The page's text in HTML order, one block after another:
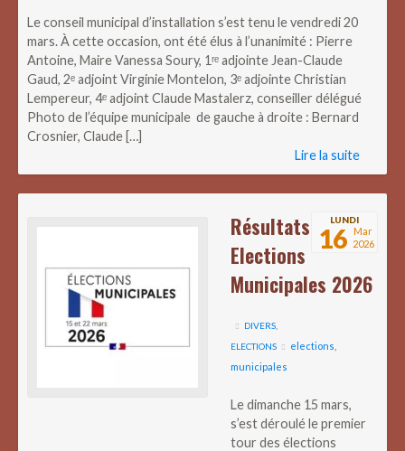
Le conseil municipal d’installation s’est tenu le vendredi 20
mars. À cette occasion, ont été élus à l’unanimité : Pierre
Antoine, Maire Vanessa Soury, 1ʳᵉ adjointe Jean-Claude
Gaud, 2ᵉ adjoint Virginie Montelon, 3ᵉ adjointe Christian
Lempereur, 4ᵉ adjoint Claude Mastalerz, conseiller délégué
Photo de l’équipe municipale de gauche à droite : Bernard
Crosnier, Claude […]
Lire la suite
LUNDI
16 Mar
2026
Résultats
Elections
Municipales 2026
DIVERS
ELECTIONS
elections
municipales
Le dimanche 15 mars,
s’est déroulé le premier
tour des élections